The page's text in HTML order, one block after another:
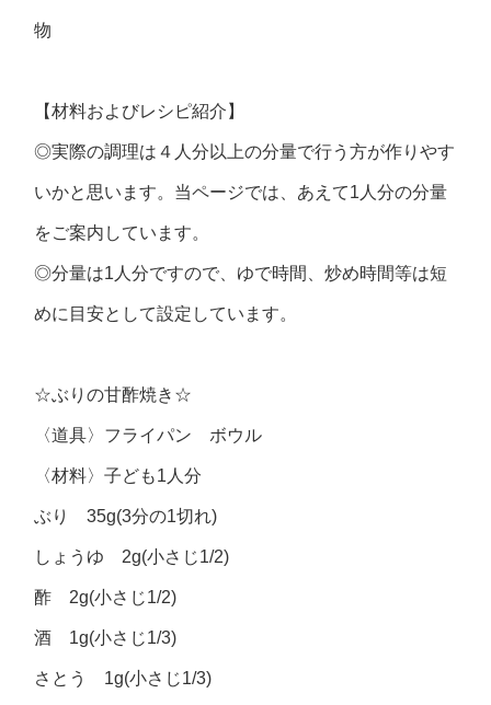
物
【材料およびレシピ紹介】
◎実際の調理は４人分以上の分量で行う方が作りやす
いかと思います。当ページでは、あえて1人分の分量
をご案内しています。
◎分量は1人分ですので、ゆで時間、炒め時間等は短
めに目安として設定しています。
☆ぶりの甘酢焼き☆
〈道具〉フライパン ボウル
〈材料〉子ども1人分
ぶり 35g(3分の1切れ)
しょうゆ 2g(小さじ1/2)
酢 2g(小さじ1/2)
酒 1g(小さじ1/3)
さとう 1g(小さじ1/3)